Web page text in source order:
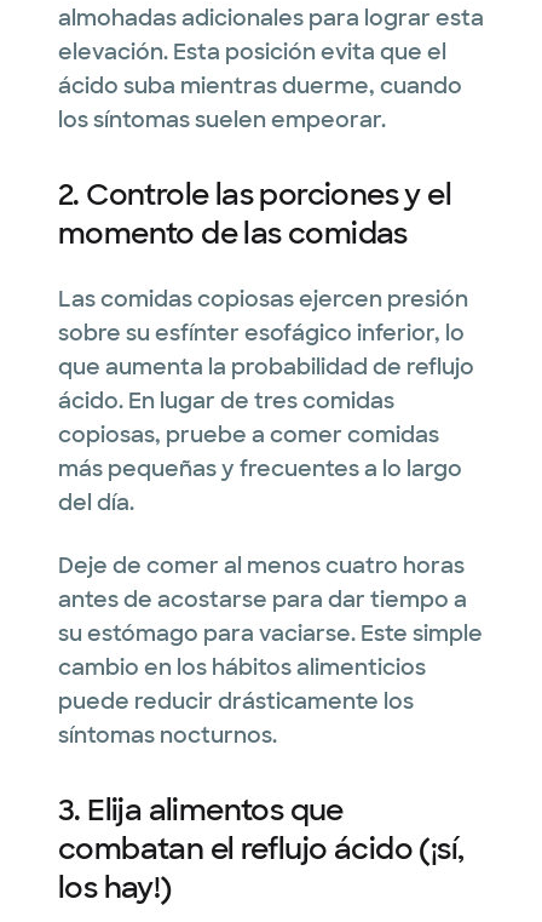
almohadas adicionales para lograr esta
elevación. Esta posición evita que el
ácido suba mientras duerme, cuando
los síntomas suelen empeorar.
2. Controle las porciones y el
momento de las comidas
Las comidas copiosas ejercen presión
sobre su esfínter esofágico inferior, lo
que aumenta la probabilidad de reflujo
ácido. En lugar de tres comidas
copiosas, pruebe a comer comidas
más pequeñas y frecuentes a lo largo
del día.
Deje de comer al menos cuatro horas
antes de acostarse para dar tiempo a
su estómago para vaciarse. Este simple
cambio en los hábitos alimenticios
puede reducir drásticamente los
síntomas nocturnos.
3. Elija alimentos que
combatan el reflujo ácido (¡sí,
los hay!)